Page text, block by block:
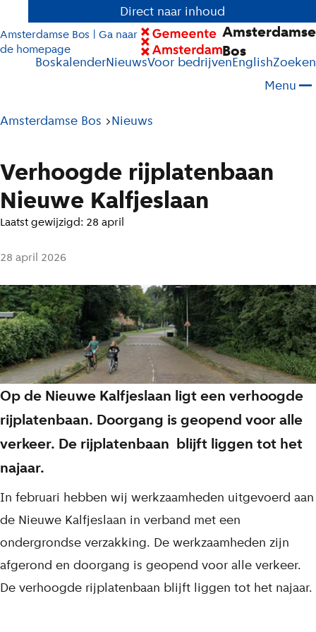
Direct naar inhoud
Amsterdamse Bos | Ga naar
de homepage
Amsterdamse
Bos
BoskalenderNieuwsVoor bedrijvenEnglishZoeken
Menu
Pad
huidige
pagina
Amsterdamse Bos Nieuws
Verhoogde rijplatenbaan
Nieuwe Kalfjeslaan
Laatst gewijzigd: 28 april
28 april 2026
Op de Nieuwe Kalfjeslaan ligt een verhoogde
rijplatenbaan. Doorgang is geopend voor alle
verkeer. De rijplatenbaan blijft liggen tot het
najaar.
In februari hebben wij werkzaamheden uitgevoerd aan
de Nieuwe Kalfjeslaan in verband met een
ondergrondse verzakking. De werkzaamheden zijn
afgerond en doorgang is geopend voor alle verkeer.
De verhoogde rijplatenbaan blijft liggen tot het najaar.